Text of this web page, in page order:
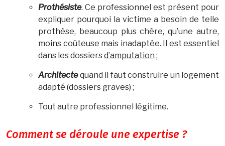
Prothésiste. Ce professionnel est présent pour
expliquer pourquoi la victime a besoin de telle
prothèse, beaucoup plus chère, qu’une autre,
moins coûteuse mais inadaptée. Il est essentiel
dans les dossiersd’amputation ;
Architectequand il faut construire un logement
adapté (dossiers graves) ;
Tout autre professionnel légitime.
Comment se déroule une expertise ?